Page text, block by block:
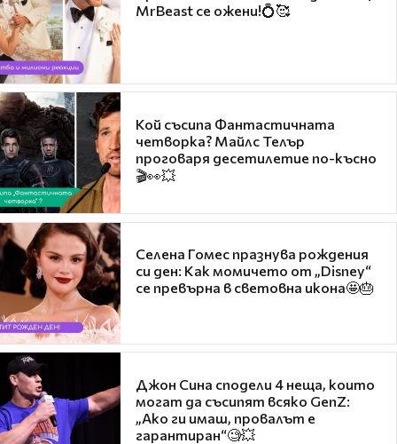
MrBeast се ожени!💍🥰
Кой съсипа Фантастичната
четворка? Майлс Телър
проговаря десетилетие по-късно
🎬👀💥
Селена Гомес празнува рождения
си ден: Как момичето от „Disney“
се превърна в световна икона🤩🎂
Джон Сина сподели 4 неща, които
могат да съсипят всяко GenZ:
„Ако ги имаш, провалът е
гарантиран“🧐💥